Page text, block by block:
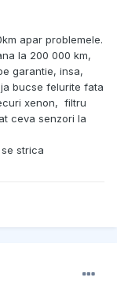
apar problemele.
la 200 000 km,
garantie, insa,
bucse felurite fata
xenon, filtru
ceva senzori la
strica